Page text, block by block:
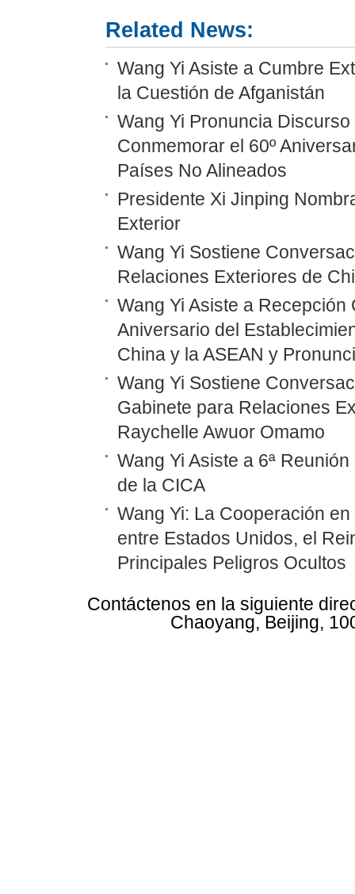
Related News:
Wang Yi Asiste a Cumbre
la Cuestión de Afganistán
Wang Yi Pronuncia
Conmemorar el 60º
Países No Alineados
Presidente Xi Jinping
Exterior
Wang Yi Sostiene
Relaciones Exteriores de
Wang Yi Asiste a Recepción
Aniversario del
China y la ASEAN y
Wang Yi Sostiene
Gabinete para Relaciones
Raychelle Awuor Omamo
Wang Yi Asiste a 6ª
de la CICA
Wang Yi: La Cooperación
entre Estados Unidos, el
Principales Peligros Ocultos
Contáctenos en la siguiente
Chaoyang, Beijing,